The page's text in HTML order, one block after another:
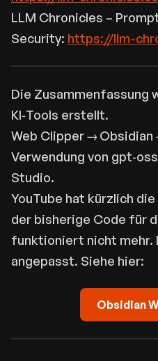
LLM Chronicles –
Security: https://llm-
Die Zusammenfassung
KI‑Tools erstellt.
Web Clipper →
Verwendung von
Studio.
YouTube hat kürzlich
der bisherige Code für
funktioniert nicht mehr.
angepasst. Siehe hier:
Obsidian